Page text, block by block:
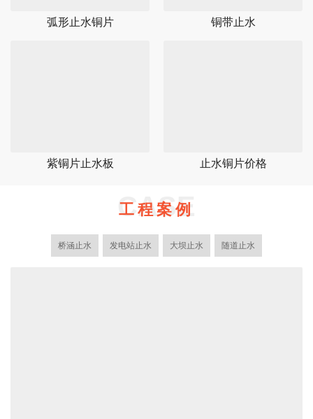
弧形止水铜片 铜带止水
紫铜片止水板 止水铜片价格
CASE
工程案例
桥涵止水 发电站止水 大坝止水 随道止水